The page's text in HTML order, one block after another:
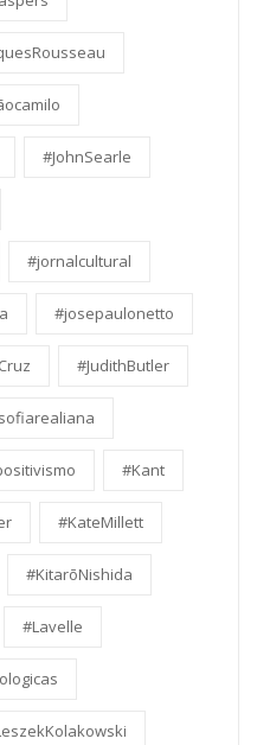
#JohnSearle
#jornalcultural
#josepaulonetto
#JudithButler
#Kant
#KateMillett
#KitarōNishida
#Lavelle